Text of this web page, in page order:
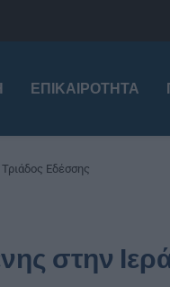
ΕΠΙΚΑΙΡΌΤΗΤΑ
Εδέσσης
στην